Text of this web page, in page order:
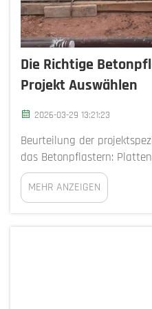
Die Richtige
Projekt Auswählen
2026-03-29 13:21:23
Beurteilung der
das Betonpflastern:
Oberflächentoleranzen
Die Größe des Projekts
ob der Einsatz von
MEHR ANZEIGEN